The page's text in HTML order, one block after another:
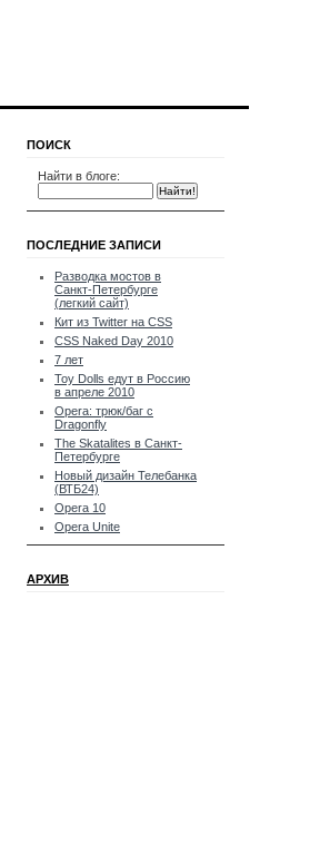
ПОИСК
Найти в блоге:
ПОСЛЕДНИЕ ЗАПИСИ
Разводка мостов в
Санкт-Петербурге
(легкий сайт)
Кит из Twitter на CSS
CSS Naked Day 2010
7 лет
Toy Dolls едут в Россию
в апреле 2010
Opera: трюк/баг с
Dragonfly
The Skatalites в Санкт-
Петербурге
Новый дизайн Телебанка
(ВТБ24)
Opera 10
Opera Unite
АРХИВ